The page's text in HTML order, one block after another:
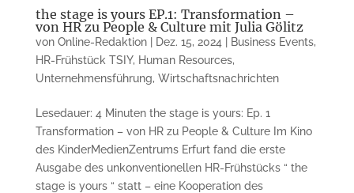
the stage is yours EP.1: Transformation –
von HR zu People & Culture mit Julia Gölitz
von Online-Redaktion| Dez. 15, 2024 Business Events,
HR-Frühstück TSIY, Human Resources,
Unternehmensführung, Wirtschaftsnachrichten
Lesedauer: 4 Minuten the stage is yours: Ep. 1
Transformation – von HR zu People & Culture Im Kino
des KinderMedienZentrums Erfurt fand die erste
Ausgabe des unkonventionellen HR-Frühstücks “ the
stage is yours “ statt – eine Kooperation des